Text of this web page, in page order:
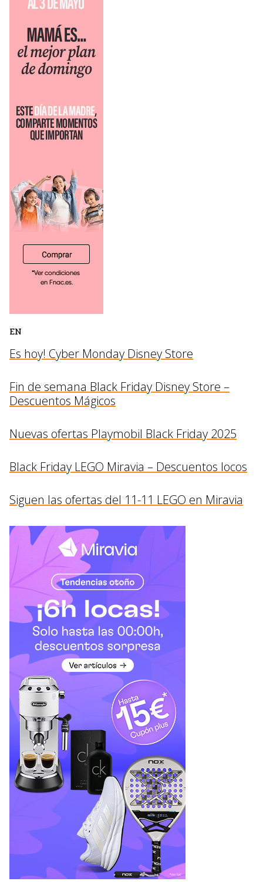
EN
Es hoy! Cyber Monday Disney Store
Fin de semana Black Friday Disney Store –
Descuentos Mágicos
Nuevas ofertas Playmobil Black Friday 2025
Black Friday LEGO Miravia – Descuentos locos
Siguen las ofertas del 11-11 LEGO en Miravia